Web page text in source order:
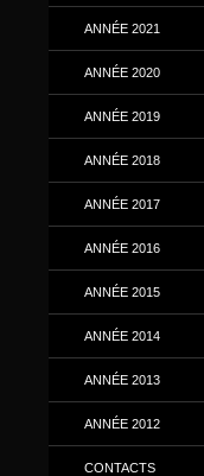
ANNÉE 2021
ANNÉE 2020
ANNÉE 2019
ANNÉE 2018
ANNÉE 2017
ANNÉE 2016
ANNÉE 2015
ANNÉE 2014
ANNÉE 2013
ANNÉE 2012
CONTACTS